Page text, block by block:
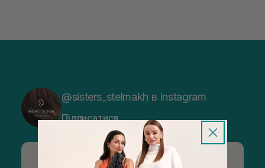
@sisters_stelmakh в Instagram
Підписатися